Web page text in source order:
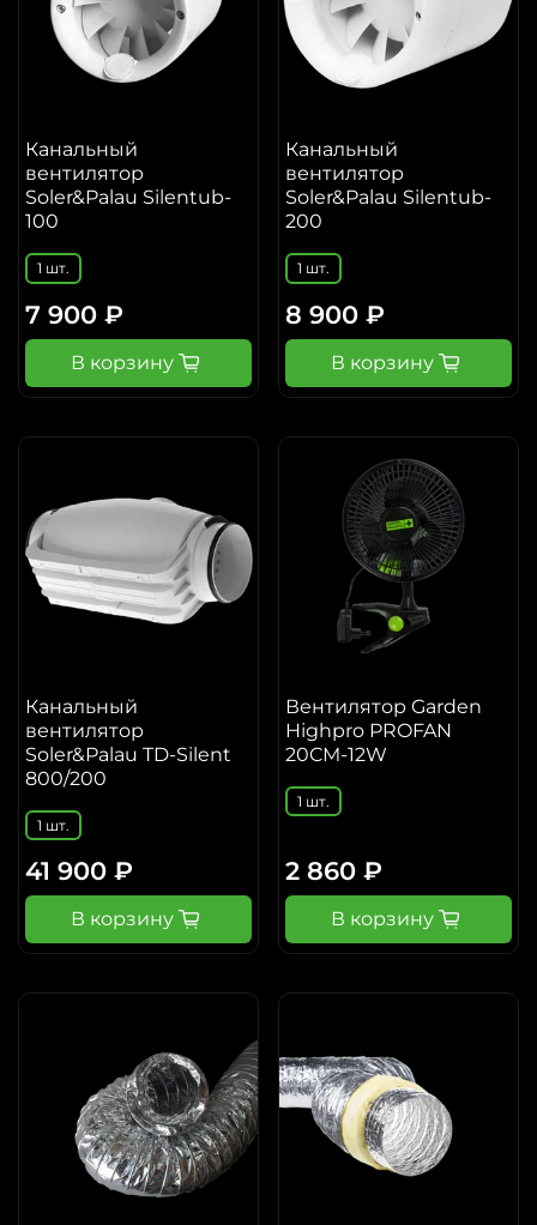
Канальный
вентилятор
Soler&Palau Silentub-
100
1 шт.
7 900 ₽
В корзину
Канальный
вентилятор
Soler&Palau Silentub-
200
1 шт.
8 900 ₽
В корзину
Канальный
вентилятор
Soler&Palau TD-Silent
800/200
1 шт.
41 900 ₽
В корзину
Вентилятор Garden
Highpro PROFAN
20CM-12W
1 шт.
2 860 ₽
В корзину